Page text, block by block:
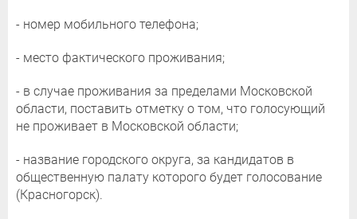
- номер мобильного телефона;
- место фактического проживания;
- в случае проживания за пределами Московской
области, поставить отметку о том, что голосующий
не проживает в Московской области;
- название городского округа, за кандидатов в
общественную палату которого будет голосование
(Красногорск).